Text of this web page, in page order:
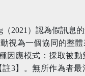
2021）認為假訊息
視為一個協同的整
因應模式：採取被
3】。無所作為者